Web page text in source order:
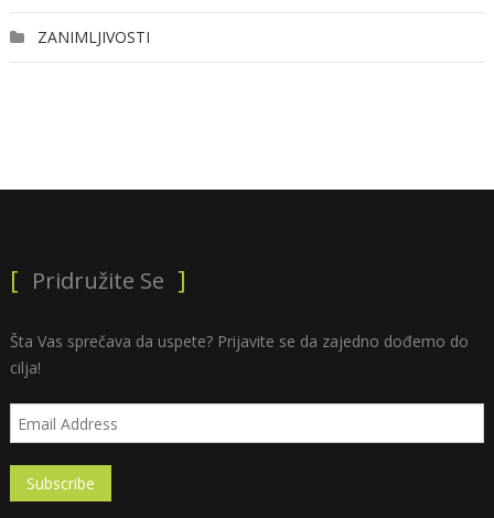
ZANIMLJIVOSTI
Pridružite Se
Šta Vas sprečava da uspete? Prijavite se da zajedno dođemo do
cilja!